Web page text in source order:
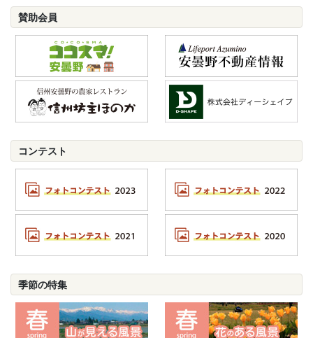
賛助会員
コンテスト
季節の特集